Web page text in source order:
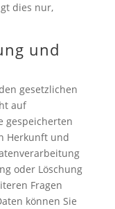
dies nur,
und
gesetzlichen
auf
gespeicherten
Herkunft und
oder Löschung
Fragen
können Sie